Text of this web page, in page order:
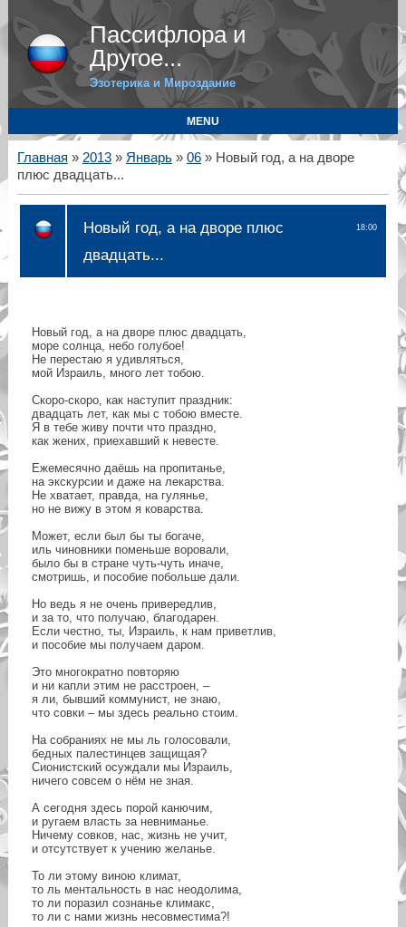
Пассифлора и
Другое...
Эзотерика и Мироздание
MENU
Главная » 2013 » Январь » 06» Новый год, а на дворе
плюс двадцать...
18:00
Новый год, а на дворе плюс
двадцать...
Новый год, а на дворе плюс двадцать,
море солнца, небо голубое!
Не перестаю я удивляться,
мой Израиль, много лет тобою.
Скоро-скоро, как наступит праздник:
двадцать лет, как мы с тобою вместе.
Я в тебе живу почти что праздно,
как жених, приехавший к невесте.
Ежемесячно даёшь на пропитанье,
на экскурсии и даже на лекарства.
Не хватает, правда, на гулянье,
но не вижу в этом я коварства.
Может, если был бы ты богаче,
иль чиновники поменьше воровали,
было бы в стране чуть-чуть иначе,
смотришь, и пособие побольше дали.
Но ведь я не очень привередлив,
и за то, что получаю, благодарен.
Если честно, ты, Израиль, к нам приветлив,
и пособие мы получаем даром.
Это многократно повторяю
и ни капли этим не расстроен, –
я ли, бывший коммунист, не знаю,
что совки – мы здесь реально стоим.
На собраниях не мы ль голосовали,
бедных палестинцев защищая?
Сионистский осуждали мы Израиль,
ничего совсем о нём не зная.
А сегодня здесь порой канючим,
и ругаем власть за невниманье.
Ничему совков, нас, жизнь не учит,
и отсутствует к учению желанье.
То ли этому виною климат,
то ль ментальность в нас неодолима,
то ли поразил сознанье климакс,
то ли с нами жизнь несовместима?!